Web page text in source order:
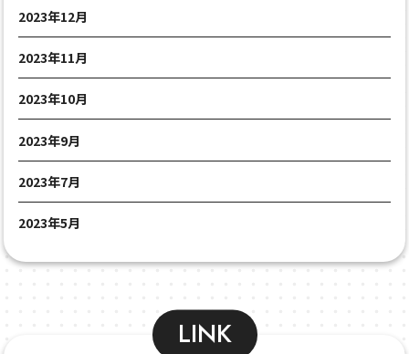
2023年12月
2023年11月
2023年10月
2023年9月
2023年7月
2023年5月
LINK